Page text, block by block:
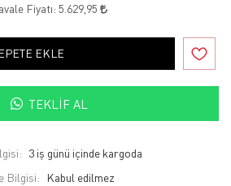
Fiyatı: 5.629,95
EKLE
TEKLIF AL
3 iş günü içinde kargoda
Bilgisi: